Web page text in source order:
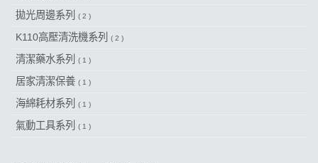
拋光周邊系列 ( 2 )
K110高壓清洗機系列 ( 2 )
清潔藥水系列 ( 1 )
居家清潔保養 ( 1 )
海綿耗材系列 ( 1 )
氣動工具系列 ( 1 )